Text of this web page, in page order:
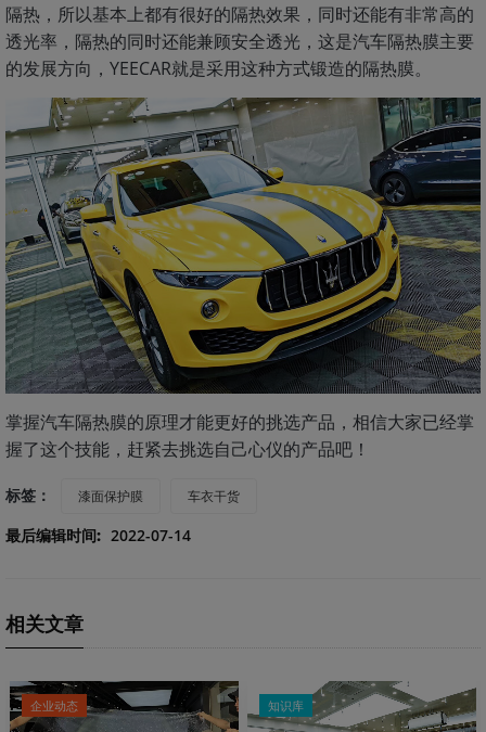
隔热，所以基本上都有很好的隔热效果，同时还能有非常高的
透光率，隔热的同时还能兼顾安全透光，这是汽车隔热膜主要
的发展方向，YEECAR就是采用这种方式锻造的隔热膜。
掌握汽车隔热膜的原理才能更好的挑选产品，相信大家已经掌
握了这个技能，赶紧去挑选自己心仪的产品吧！
标签： 漆面保护膜 车衣干货
最后编辑时间: 2022-07-14
相关文章
企业动态 知识库